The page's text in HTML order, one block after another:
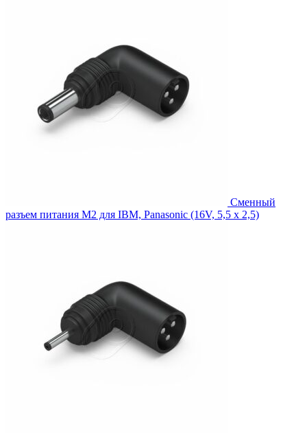
Сменный
разъем питания M2 для IBM, Panasonic (16V, 5,5 x 2,5)